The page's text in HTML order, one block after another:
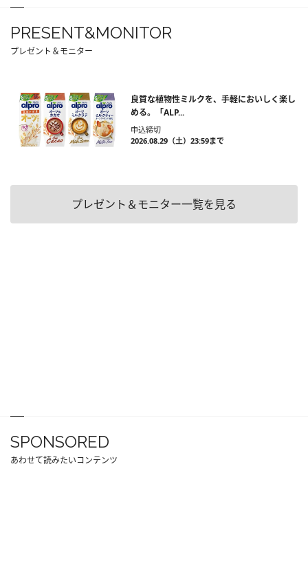
PRESENT&MONITOR
プレゼント＆モニター
良質な植物性ミルクを、手軽においしく楽し
める。「ALP...
申込締切
2026.08.29（土）23:59まで
プレゼント＆モニター一覧を見る
SPONSORED
あわせて読みたいコンテンツ